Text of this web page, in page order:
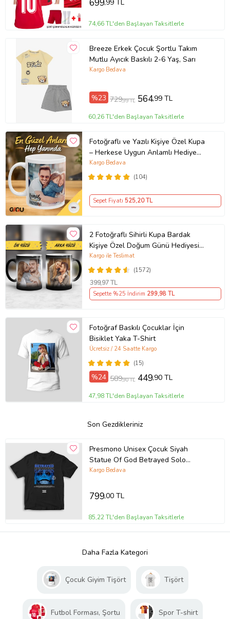
699,99 TL
74,66 TL'den Başlayan Taksitlerle
Breeze Erkek Çocuk Şortlu Takım
Mutlu Ayıcık Baskılı 2-6 Yaş, Sarı
Kargo Bedava
%23 729,99 TL 564,99 TL
60,26 TL'den Başlayan Taksitlerle
Fotoğraflı ve Yazılı Kişiye Özel Kupa
– Herkese Uygun Anlamlı Hediye
Porselen Baskılı Kupa (Beyaz)
(104)
Kargo Bedava
Sepet Fiyatı 525,20 TL
2 Fotoğraflı Sihirli Kupa Bardak
Kişiye Özel Doğum Günü Hediyesi
Sevgiliye Hediye Anneye Babaya
Ablaya Abiye Kız Erkek Kardeşe
Arkadaşa Resimli Günü Yıl Dönümü
Hediyesi
(1572)
Kargo ile Teslimat
399,97 TL
Sepette %25 İndirim 299,98 TL
Fotoğraf Baskılı Çocuklar İçin
Bisiklet Yaka T-Shirt
(15)
Ücretsiz / 24 Saatte Kargo
%24 589,90 TL 449,90 TL
47,98 TL'den Başlayan Taksitlerle
Son Gezdikleriniz
Presmono Unisex Çocuk Siyah
Statue Of God Betrayed Solo
Leveling T-Shirt 437138tt
Kargo Bedava
799,00 TL
85,22 TL'den Başlayan Taksitlerle
Daha Fazla Kategori
Çocuk Giyim Tişört Tişört
Futbol Forması, Şortu Spor T-shirt